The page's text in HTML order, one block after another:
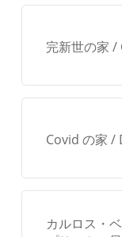
起
完新世の家 /
Covid の家 /
カルロス・